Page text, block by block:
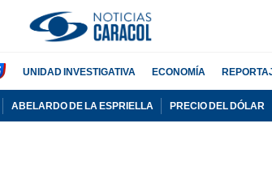
UNIDAD INVESTIGATIVA ECONOMÍA
ABELARDO DE LA ESPRIELLA PRECIO DEL DÓLAR